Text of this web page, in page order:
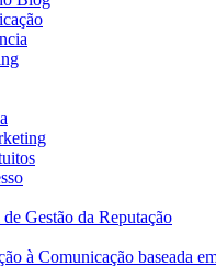
Gestão da Reputação
à Comunicação baseada